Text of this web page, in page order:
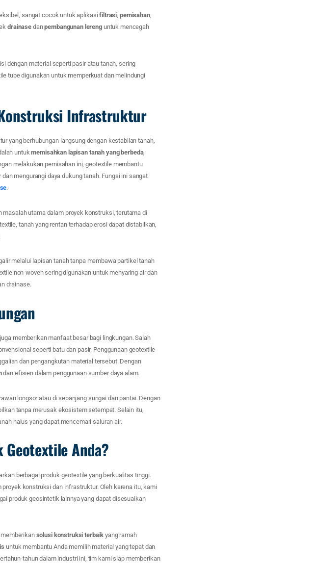
sangat cocok untuk aplikasifiltrasi, pemisahan,
drainase danpembangunan lerenguntuk mencegah
dengan material seperti pasir atau tanah, sering
tube digunakan untuk memperkuat dan melindungi
Infrastruktur
yang berhubungan langsung dengan kestabilan tanah,
untukmemisahkan lapisan tanah yang berbeda,
melakukan pemisahan ini, geotextile membantu
mengurangi daya dukung tanah. Fungsi ini sangat
.
masalah utama dalam proyek konstruksi, terutama di
tanah yang rentan terhadap erosi dapat distabilkan,
melalui lapisan tanah tanpa membawa partikel tanah
non-woven sering digunakan untuk menyaring air dan
drainase.
memberikan manfaat besar bagi lingkungan. Salah
seperti batu dan pasir. Penggunaan geotextile
dan pengangkutan material tersebut. Dengan
dan efisien dalam penggunaan sumber daya alam.
longsor atau di sepanjang sungai dan pantai. Dengan
tanpa merusak ekosistem setempat. Selain itu,
halus yang dapat mencemari saluran air.
Anda?
berbagai produk geotextile yang berkualitas tinggi.
konstruksi dan infrastruktur. Oleh karena itu, kami
produk geosintetik lainnya yang dapat disesuaikan
solusi konstruksi terbaik yang ramah
untuk membantu Anda memilih material yang tepat dan
tahun dalam industri ini, tim kami siap memberikan